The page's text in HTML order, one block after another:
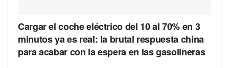
Cargar el coche eléctrico del 10 al 70% en 3
minutos ya es real: la brutal respuesta china
para acabar con la espera en las gasolineras